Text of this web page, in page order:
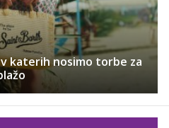
katerih nosimo torbe za